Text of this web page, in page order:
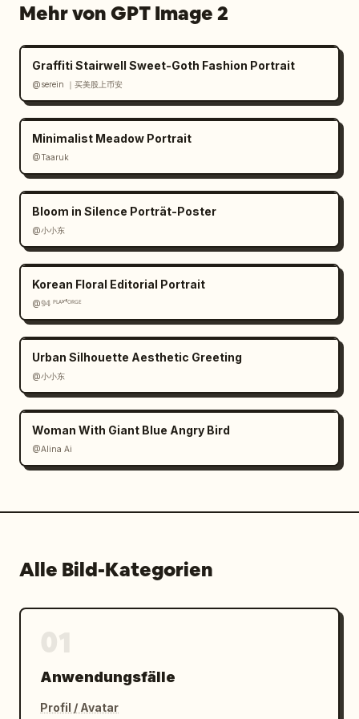
Kampagnenkomposition, zentrales Software-
leuchtende Bänder, reflektierende Bodenebene
erstklassige Launch-Ankündigungs-
Ästhetik","quality":"ultra-detailliert,
scharfe Typografie, realistische Reflexionen,
sauberes Interface-Design, kommerzielle
Produktvisualisierung"}
Mehr von GPT Image 2
Graffiti Stairwell Sweet-Goth Fashion Portrait
@serein ｜买美股上币安
Minimalist Meadow Portrait
@Taaruk
Bloom in Silence Porträt-Poster
@小小东
Korean Floral Editorial Portrait
@𝟡𝟜 ᴾᴸᴬʸᶠᴼᴿᴳᴱ
Urban Silhouette Aesthetic Greeting
@小小东
Woman With Giant Blue Angry Bird
@Alina Ai
Alle Bild-Kategorien
Anwendungsfälle
Profil / Avatar